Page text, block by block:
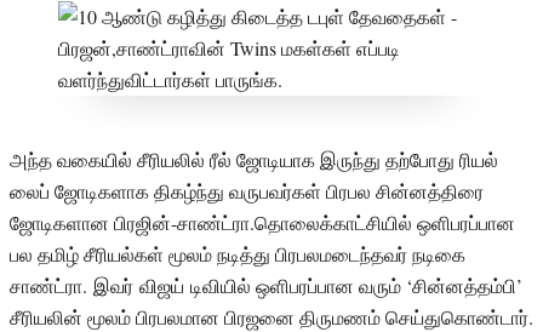
அந்த வகையில் சீரியலில் ரீல் ஜோடியாக இருந்து தற்போது ரியல்
லைப் ஜோடிகளாக திகழ்ந்து வருபவர்கள் பிரபல சின்னத்திரை
ஜோடிகளான பிரஜின்-சாண்ட்ரா.தொலைக்காட்சியில் ஒளிபரப்பான
பல தமிழ் சீரியல்கள் மூலம் நடித்து பிரபலமடைந்தவர் நடிகை
சாண்ட்ரா. இவர் விஜய் டிவியில் ஒளிபரப்பான வரும் ‘சின்னத்தம்பி’
சீரியலின் மூலம் பிரபலமான பிரஜனை திருமணம் செய்துகொண்டார்.